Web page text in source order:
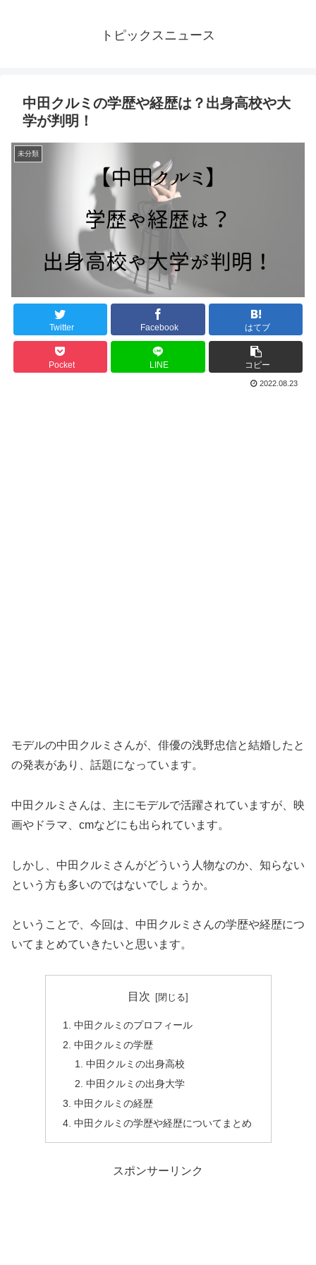
トピックスニュース
中田クルミの学歴や経歴は？出身高校や大
学が判明！
未分類
Twitter Facebook はてブ
Pocket LINE コピー
2022.08.23
モデルの中田クルミさんが、俳優の浅野忠信と結婚したと
の発表があり、話題になっています。
中田クルミさんは、主にモデルで活躍されていますが、映
画やドラマ、cmなどにも出られています。
しかし、中田クルミさんがどういう人物なのか、知らない
という方も多いのではないでしょうか。
ということで、今回は、中田クルミさんの学歴や経歴につ
いてまとめていきたいと思います。
目次
中田クルミのプロフィール
中田クルミの学歴
中田クルミの出身高校
中田クルミの出身大学
中田クルミの経歴
中田クルミの学歴や経歴についてまとめ
スポンサーリンク